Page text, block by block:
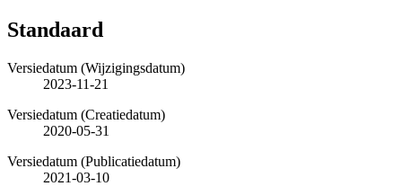
Standaard
Versiedatum (Wijzigingsdatum)
2023-11-21
Versiedatum (Creatiedatum)
2020-05-31
Versiedatum (Publicatiedatum)
2021-03-10